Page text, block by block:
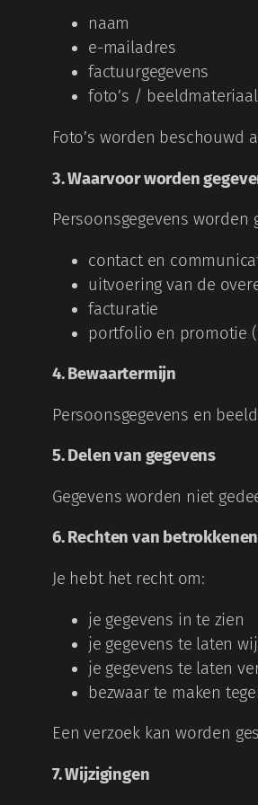
naam
e-mailadres
factuurgegevens
foto’s / beeldmateriaal
Foto’s worden beschouwd
3. Waarvoor worden
Persoonsgegevens worden
contact en
uitvoering van de
facturatie
portfolio en promotie
4. Bewaartermijn
Persoonsgegevens en
5. Delen van gegevens
Gegevens worden niet
6. Rechten van betrokkenen
Je hebt het recht om:
je gegevens in te zien
je gegevens te laten
je gegevens te laten
bezwaar te maken
Een verzoek kan worden
7. Wijzigingen